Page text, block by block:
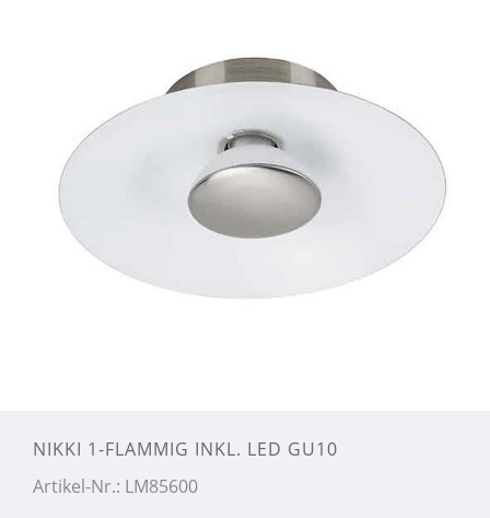
NIKKI 1-FLAMMIG INKL. LED GU10
Artikel-Nr.: LM85600